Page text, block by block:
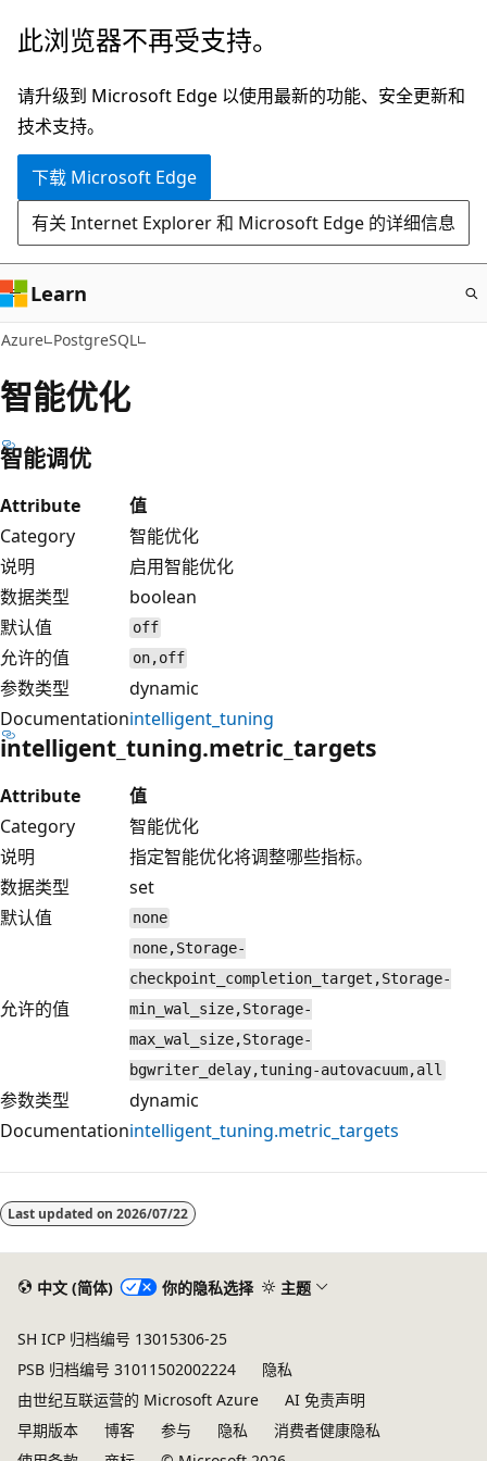
跳
主
要
内
此浏览器不再受支持。
请升级到 Microsoft Edge 以使用最新的功能、安全更新和
技术支持。
下载 Microsoft Edge
有关 Internet Explorer 和 Microsoft Edge 的详细信息
Learn
Azure PostgreSQL
智能优化
智能调优
Attribute
值
Category
智能优化
说明
启用智能优化
数据类型
boolean
默认值
off
允许的值 on,off
参数类型
dynamic
Documentationintelligent_tuning
intelligent_tuning.metric_targets
Attribute
值
Category
智能优化
说明
指定智能优化将调整哪些指标。
数据类型
set
默认值
none
允许的值
none,Storage-
checkpoint_completion_target,Storage-
min_wal_size,Storage-
max_wal_size,Storage-
bgwriter_delay,tuning-autovacuum,all
参数类型
dynamic
Documentationintelligent_tuning.metric_targets
模
式
Last updated on 2026/07/22
中文 (简体) 你的隐私选择 主题
SH ICP 归档编号 13015306-25
PSB 归档编号 31011502002224
隐私
由世纪互联运营的 Microsoft Azure
AI 免责声明
早期版本
博客 参与 隐私
消费者健康隐私